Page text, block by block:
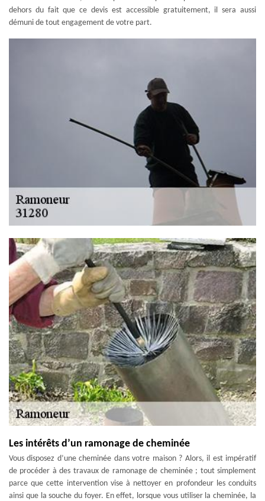
dehors du fait que ce devis est accessible gratuitement, il sera aussi
démuni de tout engagement de votre part.
Les intérêts d’un ramonage de cheminée
Vous disposez d’une cheminée dans votre maison ? Alors, il est impératif
de procéder à des travaux de ramonage de cheminée ; tout simplement
parce que cette intervention vise à nettoyer en profondeur les conduits
ainsi que la souche du foyer. En effet, lorsque vous utiliser la cheminée, la